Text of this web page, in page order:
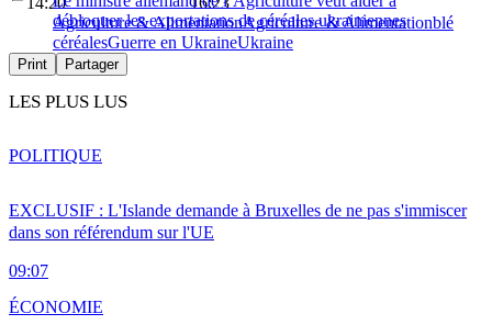
débloquer les exportations de céréales ukrainiennes
Agriculture & AlimentationAgriculture & Alimentationblé
céréalesGuerre en UkraineUkraine
Print Partager
LES PLUS LUS
EXCLUSIF : L'Islande demande à Bruxelles de ne pas s'immiscer
dans son référendum sur l'UE
09:07
POLITIQUE
ÉCONOMIE